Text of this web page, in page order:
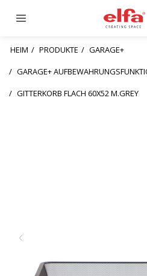
HEIM PRODUKTE
GARAGE+
GARAGE+
GITTERKORB FLACH 60X52 M.GREY